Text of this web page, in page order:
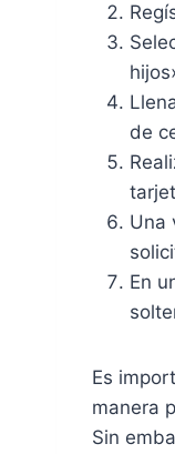
de
Una
En
Es
manera
Sin